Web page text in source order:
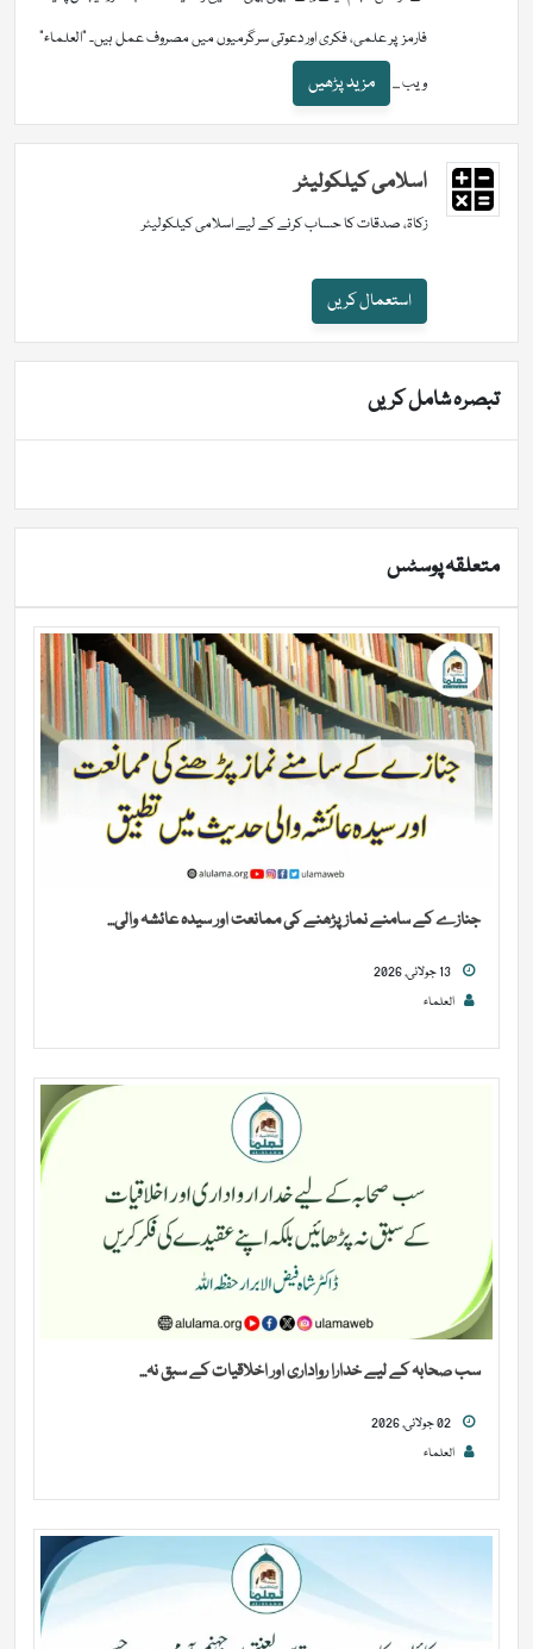
فارمز پر علمی، فکری اور دعوتی سرگرمیوں میں مصروف عمل ہیں۔ "العلماء"
ویب ...
مزید پڑھیں
اسلامی کیلکولیٹر
زکاۃ، صدقات کا حساب کرنے کے لیے اسلامی کیلکولیٹر
استعمال کریں
تبصرہ شامل کریں
متعلقہ پوسٹس
جنازے کے سامنے نماز پڑھنے کی ممانعت اور سیدہ عائشہ والی...
العلماء
سب صحابہ کے لیے خدارا رواداری اور اخلاقیات کے سبق نہ...
العلماء